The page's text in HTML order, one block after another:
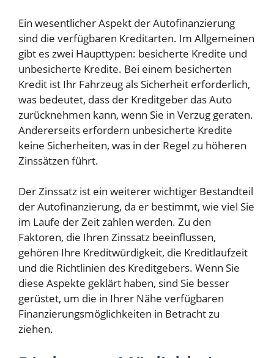
Ein wesentlicher Aspekt der Autofinanzierung
sind die verfügbaren Kreditarten. Im Allgemeinen
gibt es zwei Haupttypen: besicherte Kredite und
unbesicherte Kredite. Bei einem besicherten
Kredit ist Ihr Fahrzeug als Sicherheit erforderlich,
was bedeutet, dass der Kreditgeber das Auto
zurücknehmen kann, wenn Sie in Verzug geraten.
Andererseits erfordern unbesicherte Kredite
keine Sicherheiten, was in der Regel zu höheren
Zinssätzen führt.
Der Zinssatz ist ein weiterer wichtiger Bestandteil
der Autofinanzierung, da er bestimmt, wie viel Sie
im Laufe der Zeit zahlen werden. Zu den
Faktoren, die Ihren Zinssatz beeinflussen,
gehören Ihre Kreditwürdigkeit, die Kreditlaufzeit
und die Richtlinien des Kreditgebers. Wenn Sie
diese Aspekte geklärt haben, sind Sie besser
gerüstet, um die in Ihrer Nähe verfügbaren
Finanzierungsmöglichkeiten in Betracht zu
ziehen.